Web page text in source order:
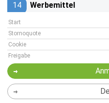
14 Werbemittel
Start
Stornoquote
Cookie
Freigabe